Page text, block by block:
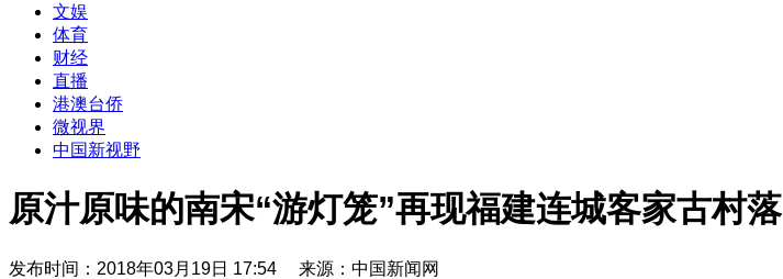
文娱
体育
财经
直播
港澳台侨
微视界
中国新视野
原汁原味的南宋“游灯笼”再现福建连城客家古村落
发布时间：2018年03月19日 17:54 来源：中国新闻网